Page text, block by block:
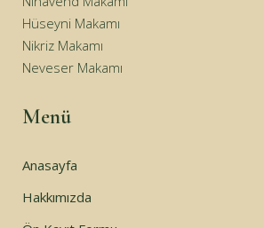
Hüseyni Makamı
Nikriz Makamı
Neveser Makamı
Menü
Anasayfa
Hakkımızda